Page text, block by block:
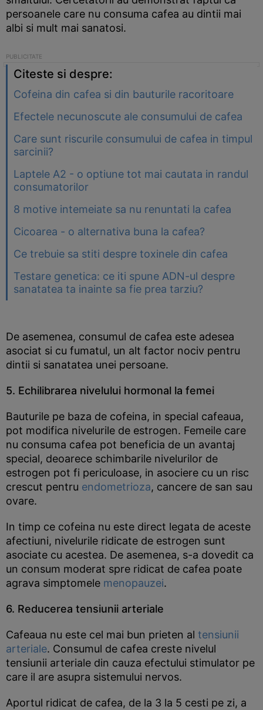
persoanele care nu consuma cafea au dintii mai
albi si mult mai sanatosi.
Citeste si despre:
Cofeina din cafea si din bauturile racoritoare
Efectele necunoscute ale consumului de cafea
Care sunt riscurile consumului de cafea in timpul
sarcinii?
Laptele A2 - o optiune tot mai cautata in randul
consumatorilor
8 motive intemeiate sa nu renuntati la cafea
Cicoarea - o alternativa buna la cafea?
Ce trebuie sa stiti despre toxinele din cafea
Testare genetica: ce iti spune ADN-ul despre
sanatatea ta inainte sa fie prea tarziu?
De asemenea, consumul de cafea este adesea
asociat si cu fumatul, un alt factor nociv pentru
dintii si sanatatea unei persoane.
5. Echilibrarea nivelului hormonal la femei
Bauturile pe baza de cofeina, in special cafeaua,
pot modifica nivelurile de estrogen. Femeile care
nu consuma cafea pot beneficia de un avantaj
special, deoarece schimbarile nivelurilor de
estrogen pot fi periculoase, in asociere cu un risc
crescut pentru endometrioza, cancere de san sau
ovare.
In timp ce cofeina nu este direct legata de aceste
afectiuni, nivelurile ridicate de estrogen sunt
asociate cu acestea. De asemenea, s-a dovedit ca
un consum moderat spre ridicat de cafea poate
agrava simptomele menopauzei.
6. Reducerea tensiunii arteriale
Cafeaua nu este cel mai bun prieten al tensiunii
arteriale. Consumul de cafea creste nivelul
tensiunii arteriale din cauza efectului stimulator pe
care il are asupra sistemului nervos.
Aportul ridicat de cafea, de la 3 la 5 cesti pe zi, a